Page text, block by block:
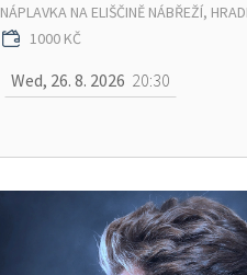
NÁPLAVKA NA ELIŠČINĚ NÁBŘEŽÍ,
1000 KČ
Wed, 26. 8. 2026 20:30